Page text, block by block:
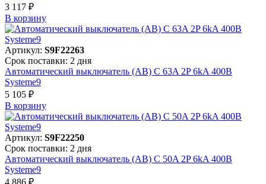
3 117 ₽
В корзинy
Артикул: S9F22263
Срок поставки: 2 дня
Автоматический выключатель (АВ) C 63A 2P 6kA 400В
Systeme9
5 105 ₽
В корзинy
Артикул: S9F22250
Срок поставки: 2 дня
Автоматический выключатель (АВ) C 50A 2P 6kA 400В
Systeme9
4 886 ₽